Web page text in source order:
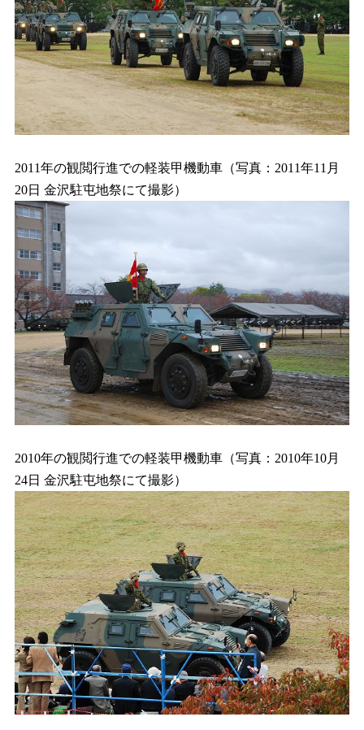
2011年の観閲行進での軽装甲機動車（写真：2011年11月
20日 金沢駐屯地祭にて撮影）
2010年の観閲行進での軽装甲機動車（写真：2010年10月
24日 金沢駐屯地祭にて撮影）